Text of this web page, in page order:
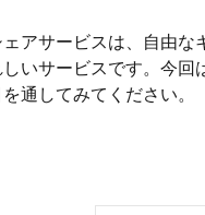
アサービスは、自由な
いサービスです。今回
通してみてください。